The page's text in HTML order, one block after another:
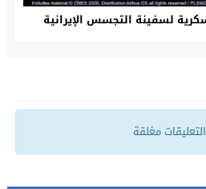
لسفينة التجسس الإيرانية
مغلقة